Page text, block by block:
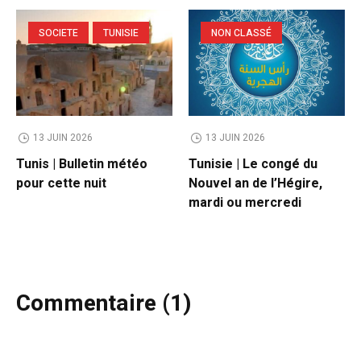
SOCIETE TUNISIE
13 JUIN 2026
Tunis | Bulletin météo
pour cette nuit
NON CLASSÉ
13 JUIN 2026
Tunisie | Le congé du
Nouvel an de l’Hégire,
mardi ou mercredi
Commentaire (1)